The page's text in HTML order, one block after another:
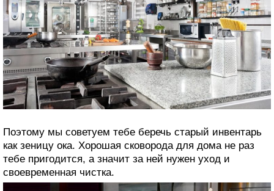
Поэтому мы советуем тебе беречь старый инвентарь
как зеницу ока. Хорошая сковорода для дома не раз
тебе пригодится, а значит за ней нужен уход и
своевременная чистка.